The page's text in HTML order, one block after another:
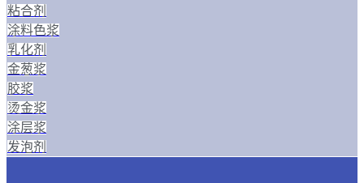
粘合剂
涂料色浆
乳化剂
金葱浆
胶浆
烫金浆
涂层浆
发泡剂